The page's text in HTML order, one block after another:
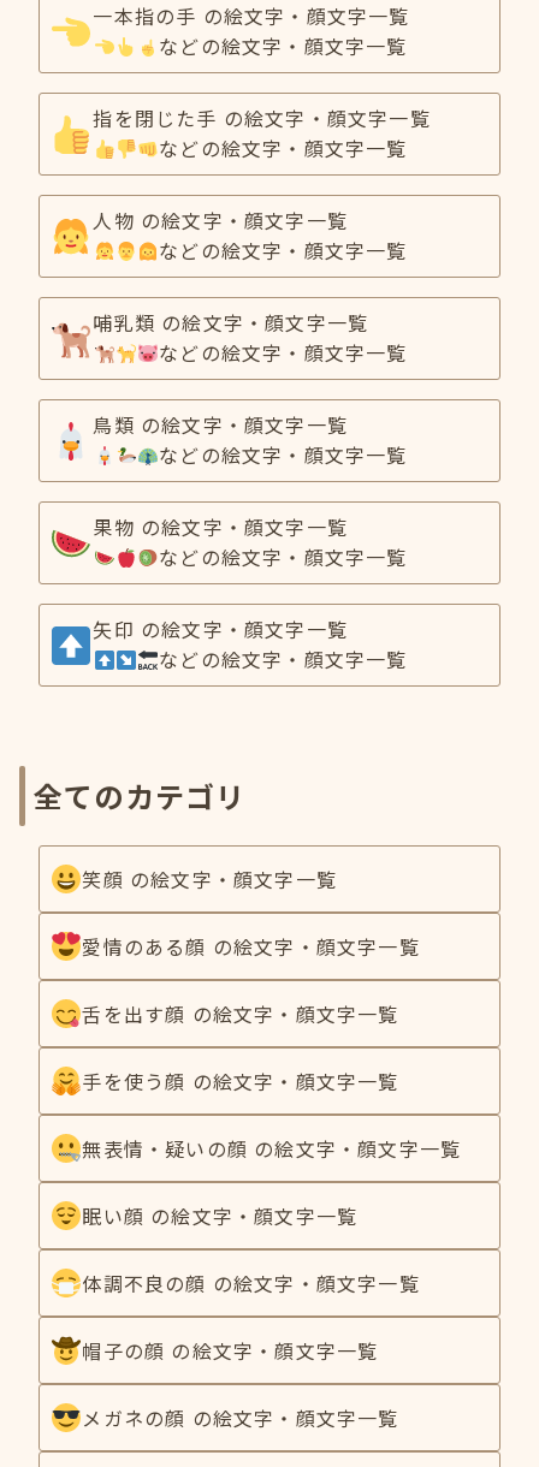
一本指の手 の絵文字・顔文字一覧
などの絵文字・顔文字一覧
指を閉じた手 の絵文字・顔文字一覧
などの絵文字・顔文字一覧
人物 の絵文字・顔文字一覧
などの絵文字・顔文字一覧
哺乳類 の絵文字・顔文字一覧
などの絵文字・顔文字一覧
鳥類 の絵文字・顔文字一覧
などの絵文字・顔文字一覧
果物 の絵文字・顔文字一覧
などの絵文字・顔文字一覧
矢印 の絵文字・顔文字一覧
などの絵文字・顔文字一覧
全てのカテゴリ
笑顔 の絵文字・顔文字一覧
愛情のある顔 の絵文字・顔文字一覧
舌を出す顔 の絵文字・顔文字一覧
手を使う顔 の絵文字・顔文字一覧
無表情・疑いの顔 の絵文字・顔文字一覧
眠い顔 の絵文字・顔文字一覧
体調不良の顔 の絵文字・顔文字一覧
帽子の顔 の絵文字・顔文字一覧
メガネの顔 の絵文字・顔文字一覧